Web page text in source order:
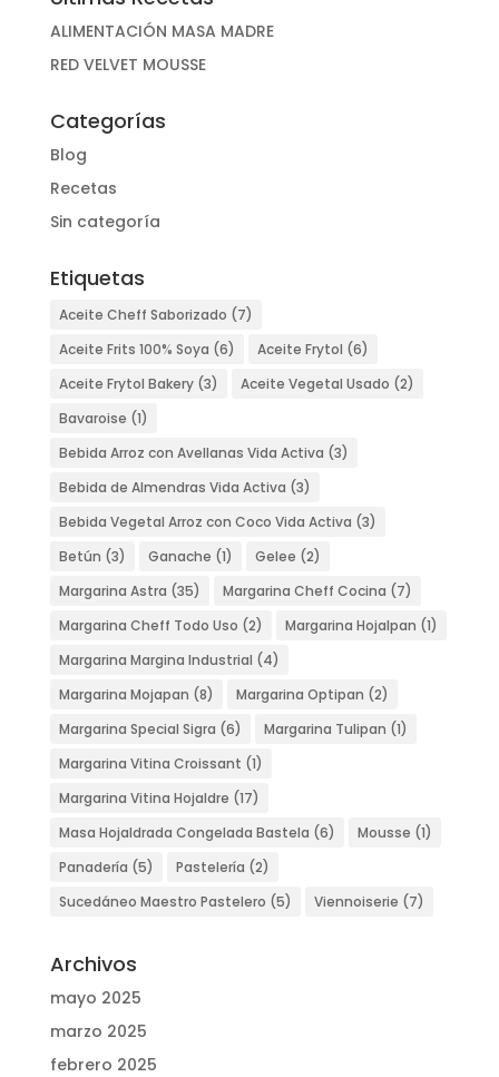
ALIMENTACIÓN MASA MADRE
RED VELVET MOUSSE
Categorías
Blog
Recetas
Sin categoría
Etiquetas
Aceite Cheff Saborizado (7)
Aceite Frits 100% Soya (6) Aceite Frytol (6)
Aceite Frytol Bakery(3) Aceite Vegetal Usado (2)
Bavaroise (1)
Bebida Arroz con Avellanas Vida Activa (3)
Bebida de Almendras Vida Activa (3)
Bebida Vegetal Arroz con Coco Vida Activa (3)
Betún (3) Ganache (1) Gelee (2)
Margarina Astra (35) Margarina Cheff Cocina (7)
Margarina Cheff Todo Uso (2) Margarina Hojalpan (1)
Margarina Margina Industrial (4)
Margarina Mojapan (8) Margarina Optipan (2)
Margarina Special Sigra (6) Margarina Tulipan (1)
Margarina Vitina Croissant (1)
Margarina Vitina Hojaldre (17)
Masa Hojaldrada Congelada Bastela (6) Mousse (1)
Panadería (5) Pastelería (2)
Sucedáneo Maestro Pastelero (5) Viennoiserie (7)
Archivos
mayo 2025
marzo 2025
febrero 2025